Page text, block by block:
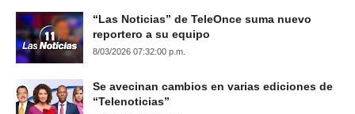
“Las Noticias” de TeleOnce suma nuevo
reportero a su equipo
8/03/2026 07:32:00 p.m.
Se avecinan cambios en varias ediciones de
“Telenoticias”